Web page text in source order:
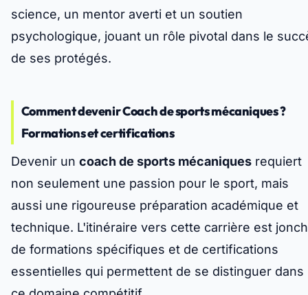
science, un mentor averti et un soutien
psychologique, jouant un rôle pivotal dans le
de ses protégés.
Comment devenir Coach de sports mécaniques ?
Formations et certifications
Devenir un coach de sports mécaniques requiert
non seulement une passion pour le sport, mais
aussi une rigoureuse préparation académique et
technique. L'itinéraire vers cette carrière est
de formations spécifiques et de certifications
essentielles qui permettent de se distinguer dans